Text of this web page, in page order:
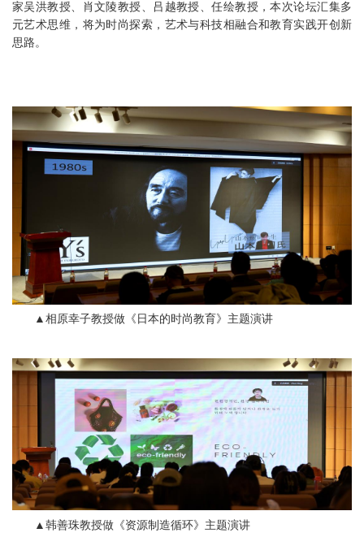
家吴洪教授、肖文陵教授、吕越教授、任绘教授，本次论坛汇集多
元艺术思维，将为时尚探索，艺术与科技相融合和教育实践开创新
思路。
▲相原幸子教授做《日本的时尚教育》主题演讲
▲韩善珠教授做《资源制造循环》主题演讲